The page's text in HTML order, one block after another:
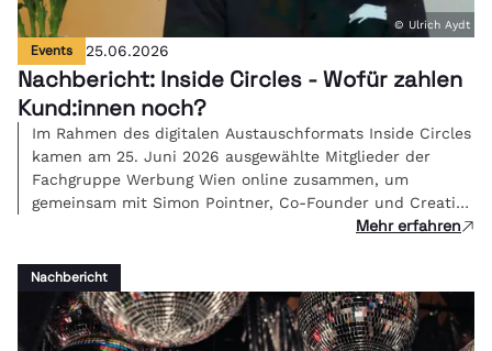
© Ulrich Aydt
Events 25.06.2026
Nachbericht: Inside Circles - Wofür zahlen
Kund:innen noch?
Im Rahmen des digitalen Austauschformats Inside Circles
kamen am 25. Juni 2026 ausgewählte Mitglieder der
Fachgruppe Werbung Wien online zusammen, um
gemeinsam mit Simon Pointner, Co-Founder und Creative
Director von Studio FREUDE, über eine zentrale Frage der
übernimmt - was ist kreative Arbeit dann noch wert und
wie bepreist man Bedeutung?
Mehr erfahren
Nachbericht